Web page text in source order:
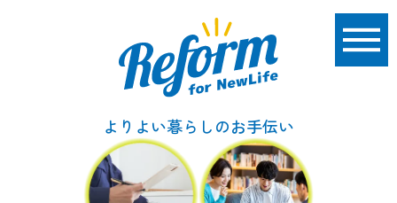
よりよい暮らしのお手伝い